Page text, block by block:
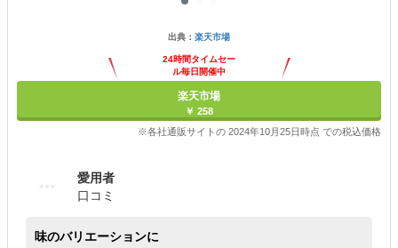
出典： 楽天市場
24時間タイムセー
ル毎日開催中
楽天市場
￥ 258
※各社通販サイトの 2024年10月25日時点 での税込価格
愛用者
口コミ
味のバリエーションに